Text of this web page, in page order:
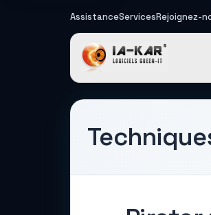
AssistanceServicesRejoignez-